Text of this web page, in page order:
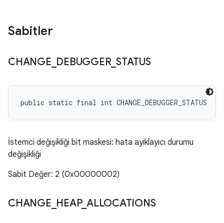
Sabitler
CHANGE DEBUGGER_ STATUS
public static final int CHANGE_DEBUGGER_STATUS
İstemci değişikliği bit maskesi: hata ayıklayıcı durumu
değişikliği
Sabit Değer: 2 (0x00000002)
CHANGE HEAP_ ALLOCATIONS